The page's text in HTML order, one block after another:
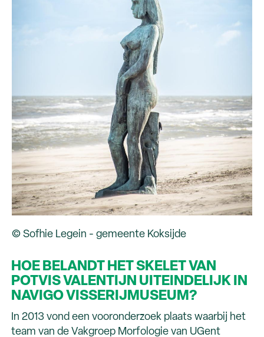
© Sofhie Legein - gemeente Koksijde
HOE BELANDT HET SKELET VAN
POTVIS VALENTIJN UITEINDELIJK IN
NAVIGO VISSERIJMUSEUM?
In 2013 vond een vooronderzoek plaats waarbij het
team van de Vakgroep Morfologie van UGent